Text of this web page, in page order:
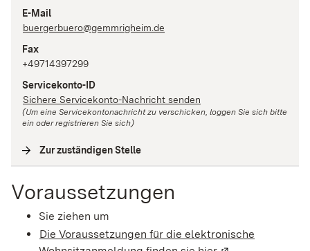
E-Mail
buergerbuero@gemmrigheim.de
Fax
+49714397299
Servicekonto-ID
Sichere Servicekonto-Nachricht senden
(Um eine Servicekontonachricht zu verschicken, loggen Sie sich bitte
ein oder registrieren Sie sich)
Zur zuständigen Stelle
Voraussetzungen
Sie ziehen um
Die Voraussetzungen für die elektronische